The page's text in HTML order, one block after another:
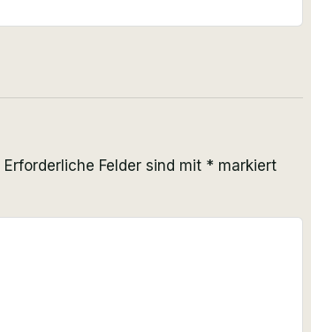
Erforderliche Felder sind mit * markiert